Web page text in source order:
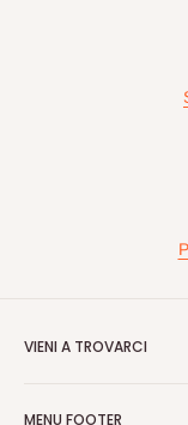
VIENI A TROVARCI
MENU FOOTER